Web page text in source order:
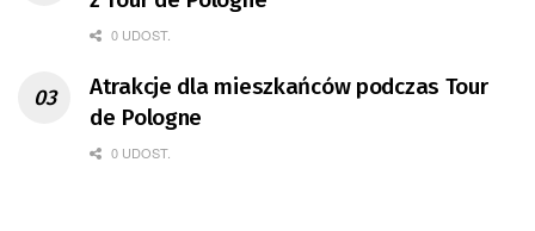
0 UDOST.
Atrakcje dla mieszkańców podczas Tour
de Pologne
0 UDOST.